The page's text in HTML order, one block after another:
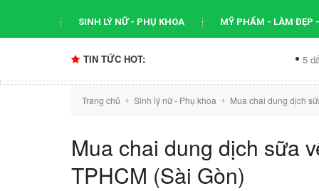
SINH LÝ NỮ - PHỤ KHOA MỸ PHẨM - LÀM ĐẸP
TIN TỨC HOT: 5 dấu ấn của
Trang chủ + Sinh lý nữ - Phụ khoa + Mua chai dung dịch
Mua chai dung dịch sữa
TPHCM (Sài Gòn)